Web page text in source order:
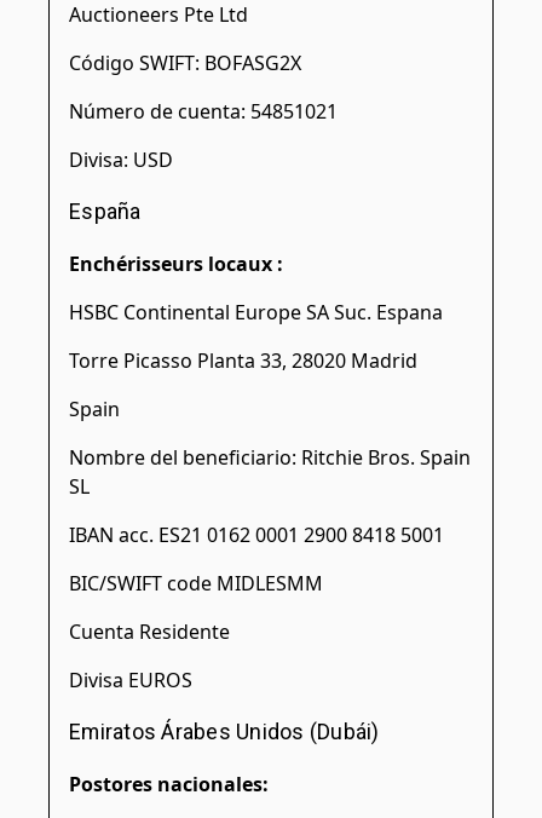
Auctioneers Pte Ltd
Código SWIFT: BOFASG2X
Número de cuenta: 54851021
Divisa: USD
España
Enchérisseurs locaux :
HSBC Continental Europe SA Suc. Espana
Torre Picasso Planta 33, 28020 Madrid
Spain
Nombre del beneficiario: Ritchie Bros. Spain
SL
IBAN acc. ES21 0162 0001 2900 8418 5001
BIC/SWIFT code MIDLESMM
Cuenta Residente
Divisa EUROS
Emiratos Árabes Unidos (Dubái)
Postores nacionales: